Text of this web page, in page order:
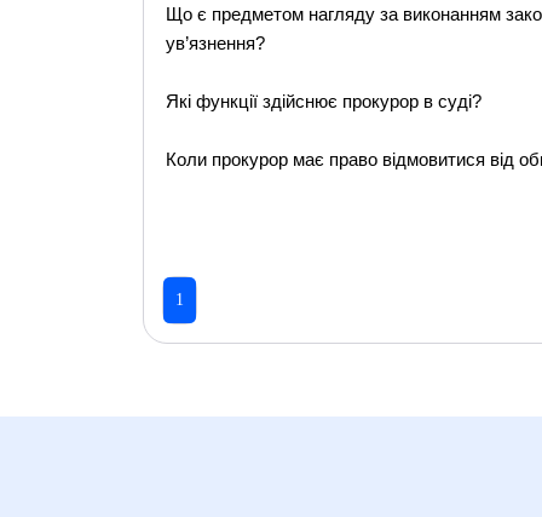
Що є предметом нагляду за виконанням
ув’язнення?
Які функції здійснює прокурор в суді?
Коли прокурор має право відмовитися від
1